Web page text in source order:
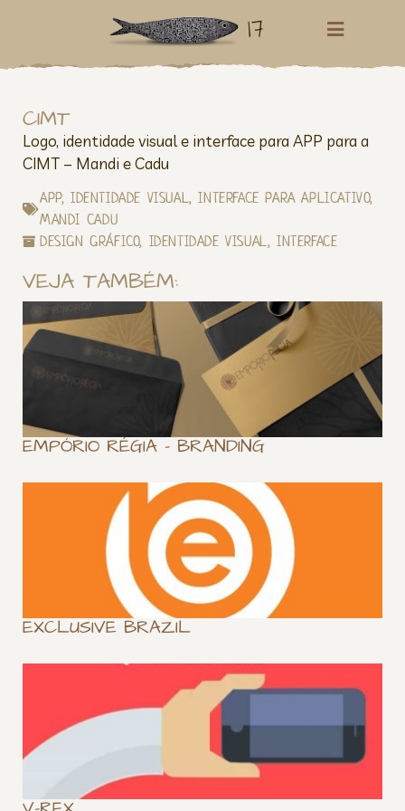
17
CIMT
Logo, identidade visual e interface para APP para a
CIMT – Mandi e Cadu
APP,IDENTIDADE VISUAL,INTERFACE PARA APLICATIVO,
MANDI CADU
DESIGN GRÁFICO, IDENTIDADE VISUAL,INTERFACE
VEJA TAMBÉM:
EMPÓRIO RÉGIA – BRANDING
EXCLUSIVE BRAZIL